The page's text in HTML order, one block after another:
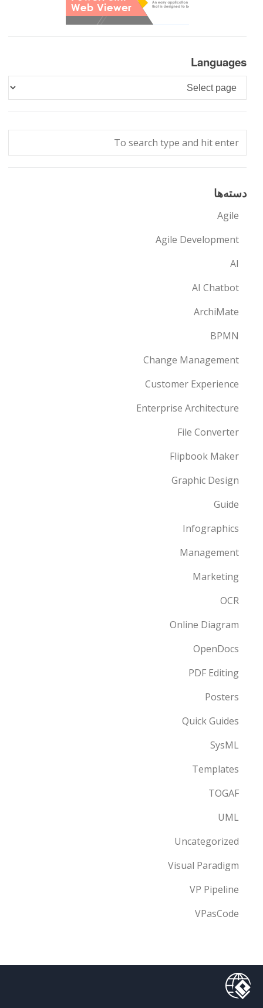
Languages
Languages
دسته‌ها
Agile
Agile Development
AI
AI Chatbot
ArchiMate
BPMN
Change Management
Customer Experience
Enterprise Architecture
File Converter
Flipbook Maker
Graphic Design
Guide
Infographics
Management
Marketing
OCR
Online Diagram
OpenDocs
PDF Editing
Posters
Quick Guides
SysML
Templates
TOGAF
UML
Uncategorized
Visual Paradigm
VP Pipeline
VPasCode